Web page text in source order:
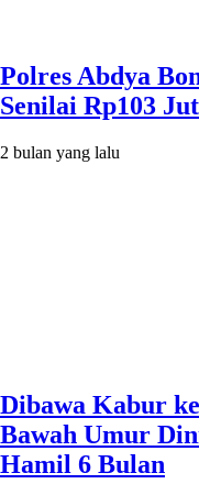
Polres Abdya
Senilai Rp103
2 bulan yang lalu
Dibawa Kabur
Bawah Umur
Hamil 6 Bulan